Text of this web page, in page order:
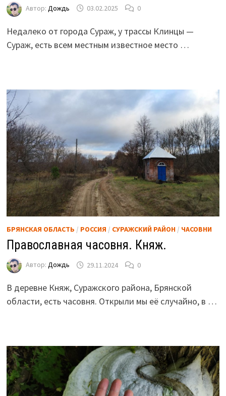
Автор: Дождь 03.02.2025 0
Недалеко от города Сураж, у трассы Клинцы —
Сураж, есть всем местным известное место …
БРЯНСКАЯ ОБЛАСТЬ / РОССИЯ / СУРАЖСКИЙ РАЙОН/ ЧАСОВНИ
Православная часовня. Княж.
Автор: Дождь 29.11.2024 0
В деревне Княж, Суражского района, Брянской
области, есть часовня. Открыли мы её случайно, в …